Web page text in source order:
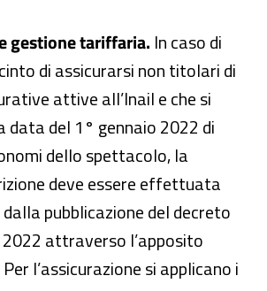
gestione tariffaria. In caso di
di assicurarsi non titolari di
attive all’Inail e che si
data del 1° gennaio 2022 di
dello spettacolo, la
deve essere effettuata
pubblicazione del decreto
attraverso l’apposito
l’assicurazione si applicano i